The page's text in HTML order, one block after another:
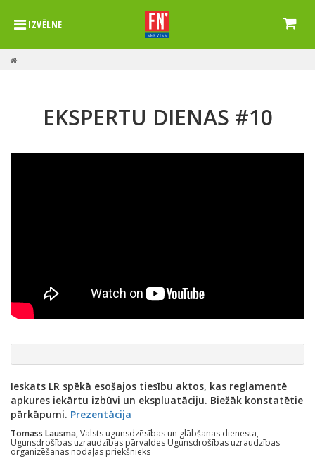
IZVĒLNE
EKSPERTU DIENAS #10
Ieskats LR spēkā esošajos tiesību aktos, kas reglamentē
apkures iekārtu izbūvi un ekspluatāciju. Biežāk konstatētie
pārkāpumi. Prezentācija
Tomass Lausma,Valsts ugunsdzēsības un glābšanas dienesta,
Ugunsdrošības uzraudzības pārvaldes Ugunsdrošības uzraudzības
organizēšanas nodaļas priekšnieks